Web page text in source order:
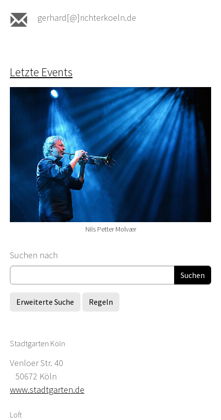
gerhard[@]richterkoeln.de
Letzte Events
Nils Petter Molvær
Suchformular
Suchen nach
Erweiterte Suche Regeln
Stadtgarten Köln
Venloer Str. 40
50672 Köln
www.stadtgarten.de
Loft